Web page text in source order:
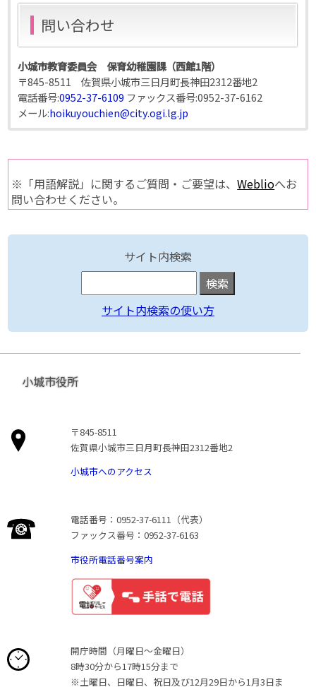
問い合わせ
小城市教育委員会 保育幼稚園課（西館1階）
〒845-8511 佐賀県小城市三日月町長神田2312番地2
電話番号:0952-37-6109 ファックス番号:0952-37-6162
メール:hoikuyouchien@city.ogi.lg.jp
※「用語解説」に関するご質問・ご要望は、Weblioへお
問い合わせください。
サイト内検索
サイト内検索の使い方
小城市役所
〒845-8511
佐賀県小城市三日月町長神田2312番地2
小城市へのアクセス
電話番号：0952-37-6111（代表）
ファックス番号：0952-37-6163
市役所電話番号案内
開庁時間（月曜日〜金曜日）
8時30分から17時15分まで
※土曜日、日曜日、祝日及び12月29日から1月3日ま